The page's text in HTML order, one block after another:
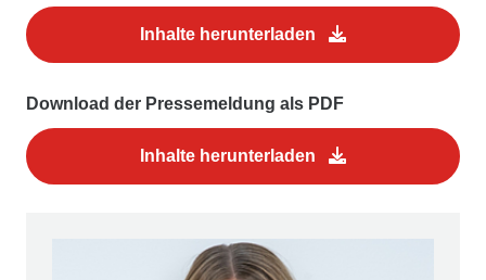
Inhalte herunterladen
Download der Pressemeldung als PDF
Inhalte herunterladen